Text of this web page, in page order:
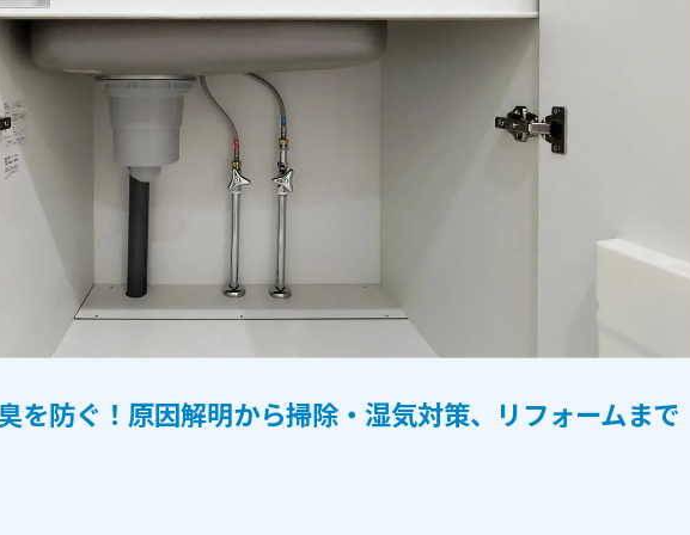
を防ぐ！原因解明から掃除・湿気対策、リフォームまで